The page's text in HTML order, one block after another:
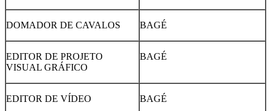
DOMADOR DE CAVALOS BAGÉ
EDITOR DE PROJETO
VISUAL GRÁFICO
BAGÉ
EDITOR DE VÍDEO BAGÉ